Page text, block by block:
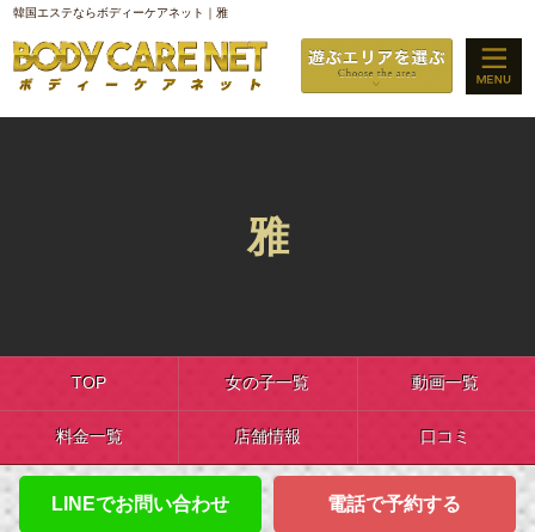
韓国エステならボディーケアネット｜雅
雅
TOP 女の子一覧 動画一覧
料金一覧 店舗情報 口コミ
LINEでお問い合わせ 電話で予約する